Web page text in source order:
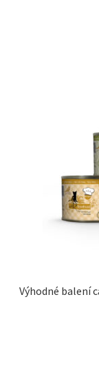
Výhodné balení